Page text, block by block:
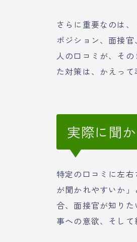
さらに重要なのは
ポジション、面接
人の口コミが、そ
た対策は、かえって
実際に聞
特定の口コミに左
が聞かれやすいか
合、面接官が知り
事への意欲、そして